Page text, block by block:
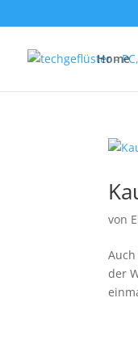
Home
von
der